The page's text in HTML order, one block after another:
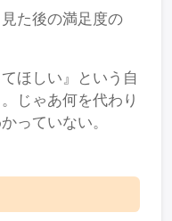
た後の満足度の
ほしい』という自
じゃあ何を代わり
っていない。